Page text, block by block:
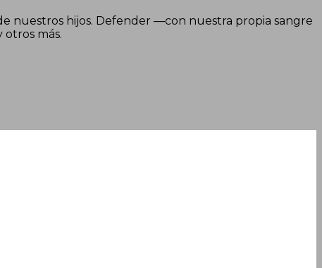
nuestros hijos. Defender —con nuestra propia sangre
otros más.